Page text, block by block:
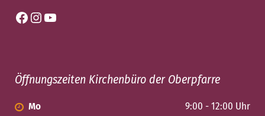
Facebook Instagram YouTube
Öffnungszeiten Kirchenbüro der Oberpfarre
Mo 9:00 - 12:00 Uhr